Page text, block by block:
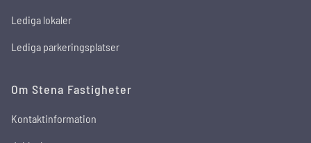
Lediga lokaler
Lediga parkeringsplatser
Om Stena Fastigheter
Kontaktinformation